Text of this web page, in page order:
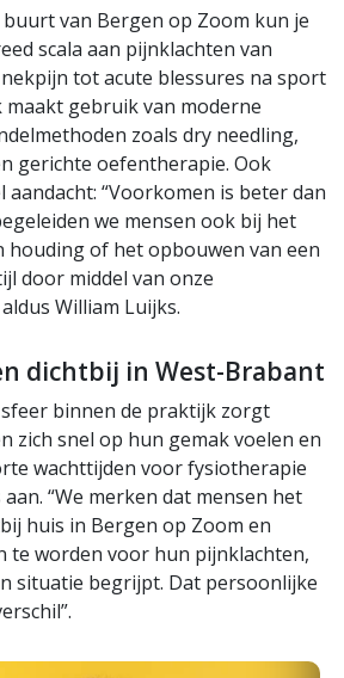
buurt van Bergen op Zoom kun je
scala aan pijnklachten van
tot acute blessures na sport
gebruik van moderne
zoals dry needling,
gerichte oefentherapie. Ook
“Voorkomen is beter dan
we mensen ook bij het
houding of het opbouwen van een
door middel van onze
William Luijks.
dichtbij in West-Brabant
binnen de praktijk zorgt
zich snel op hun gemak voelen en
wachttijden voor fysiotherapie
“We merken dat mensen het
huis in Bergen op Zoom en
te worden voor hun pijnklachten,
situatie begrijpt. Dat persoonlijke